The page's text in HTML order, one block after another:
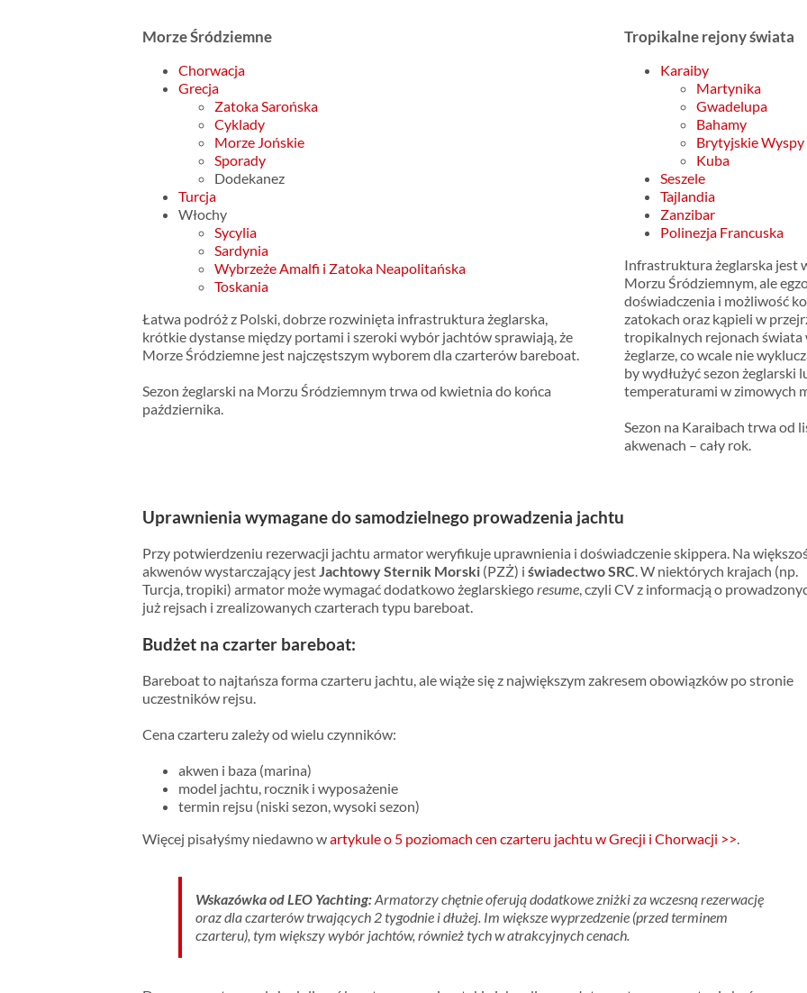
Morze Śródziemne
Chorwacja
Grecja
Zatoka Sarońska
Cyklady
Morze Jońskie
Sporady
Dodekanez
Turcja
Włochy
Sycylia
Sardynia
Wybrzeże Amalfi i Zatoka Neapolitańska
Toskania
Łatwa podróż z Polski, dobrze rozwinięta infrastruktura żeglarska,
krótkie dystanse między portami i szeroki wybór jachtów sprawiają, że
Morze Śródziemne jest najczęstszym wyborem dla czarterów bareboat.
Sezon żeglarski na Morzu Śródziemnym trwa od kwietnia do końca
października.
Tropikalne rejony świata
Karaiby
Martynika
Gwadelupa
Bahamy
Brytyjskie Wyspy
Kuba
Seszele
Tajlandia
Zanzibar
Polinezja Francuska
Infrastruktura żeglarska jest
Morzu Śródziemnym, ale
doświadczenia i możliwość
zatokach oraz kąpieli w
tropikalnych rejonach świata
żeglarze, co wcale nie
by wydłużyć sezon żeglarski
temperaturami w zimowych
Sezon na Karaibach trwa od
akwenach – cały rok.
Uprawnienia wymagane do samodzielnego prowadzenia jachtu
Przy potwierdzeniu rezerwacji jachtu armator weryfikuje uprawnienia i doświadczenie skippera. Na
akwenów wystarczający jestJachtowy Sternik Morski (PZŻ) iświadectwo SRC. W niektórych krajach (np.
Turcja, tropiki) armator może wymagać dodatkowo żeglarskiegoresume, czyli CV z informacją o
już rejsach i zrealizowanych czarterach typu bareboat.
Budżet na czarter bareboat:
Bareboat to najtańsza forma czarteru jachtu, ale wiąże się z największym zakresem obowiązków po stronie
uczestników rejsu.
Cena czarteru zależy od wielu czynników:
akwen i baza (marina)
model jachtu, rocznik i wyposażenie
termin rejsu (niski sezon, wysoki sezon)
Więcej pisałyśmy niedawno wartykule o 5 poziomach cen czarteru jachtu w Grecji i Chorwacji >>.
Wskazówka od LEO Yachting:Armatorzy chętnie oferują dodatkowe zniżki za wczesną rezerwację
oraz dla czarterów trwających 2 tygodnie i dłużej. Im większe wyprzedzenie (przed terminem
czarteru), tym większy wybór jachtów, również tych w atrakcyjnych cenach.